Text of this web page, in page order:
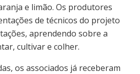
e limão. Os produtores
de técnicos do projeto
aprendendo sobre a
cultivar e colher.
os associados já receberam